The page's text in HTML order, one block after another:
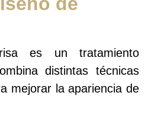
es un tratamiento
distintas técnicas
mejorar la apariencia de